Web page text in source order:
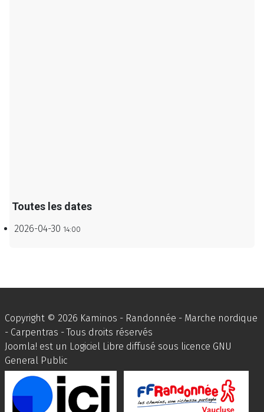
Toutes les dates
2026-04-3014:00
Copyright © 2026 Kaminos - Randonnée - Marche nordique
- Carpentras - Tous droits réservés
Joomla! est un Logiciel Libre diffusé sous licence GNU
General Public